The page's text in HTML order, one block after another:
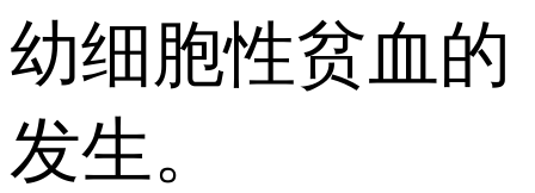
幼细胞性贫血的
发生。